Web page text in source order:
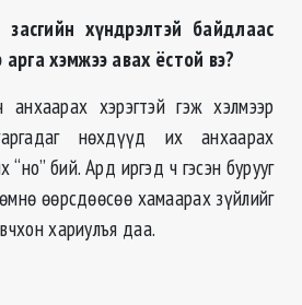
хүндрэлтэй байдлаас
хэмжээ авах ёстой вэ?
хэрэгтэй гэж хэлмээр
нөхдүүд их анхаарах
“но” бий. Ард иргэд ч гэсэн бурууг
өөрсдөөсөө хамаарах зүйлийг
хариулъя даа.